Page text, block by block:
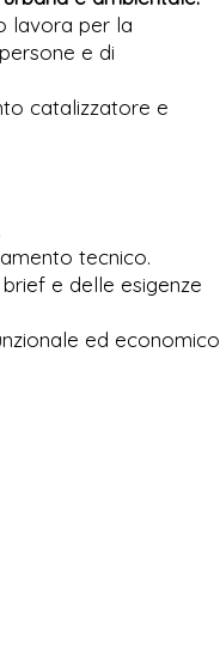
lavora per la
e di
catalizzatore e
tecnico.
e delle esigenze
ed economico,